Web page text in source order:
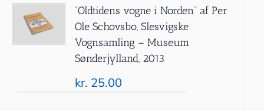
”Oldtidens vogne i Norden” af Per
Ole Schovsbo, Slesvigske
Vognsamling – Museum
Sønderjylland, 2013
kr. 25.00